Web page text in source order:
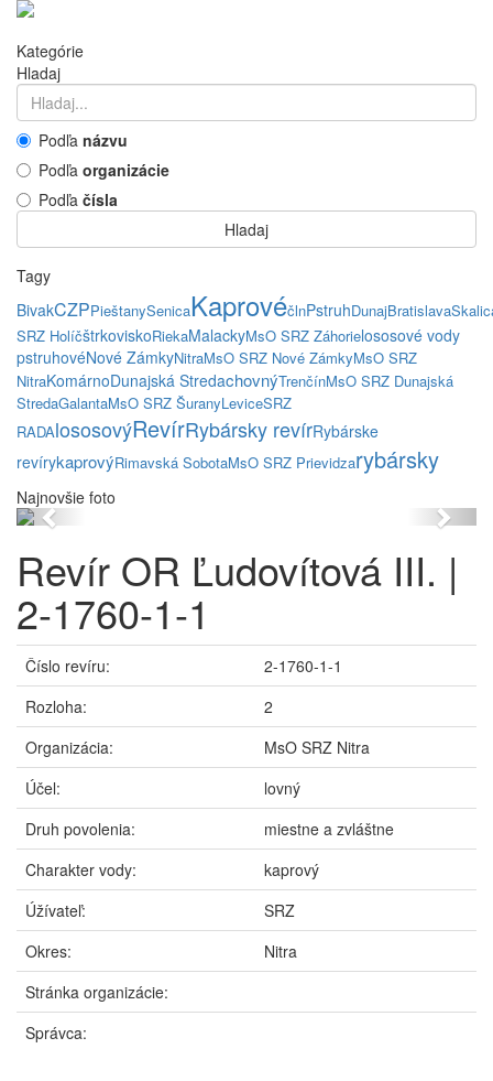
Kategórie
Hladaj
Podľa názvu
Podľa organizácie
Podľa čísla
Hladaj
Tagy
BivakCZPPieštanySenicaKaprovéčlnPstruhDunajBratislava
SRZ HolíčštrkoviskoRiekaMalackyMsO SRZ Záhorielososové vody
pstruhovéNové ZámkyNitraMsO SRZ Nové ZámkyMsO SRZ
NitraKomárnoDunajská StredachovnýTrenčínMsO SRZ Dunajská
StredaGalantaMsO SRZ ŠuranyLeviceSRZ
RADAlososovýRevírRybársky revírRybárske
revírykaprovýRimavská SobotaMsO SRZ Prievidzarybársky
Najnovšie foto
Previous Next
Revír OR Ľudovítová III. |
2-1760-1-1
Číslo revíru:
2-1760-1-1
Rozloha:
2
Organizácia:
MsO SRZ Nitra
Účel:
lovný
Druh povolenia:
miestne a zvláštne
Charakter vody:
kaprový
Úžívateľ:
SRZ
Okres:
Nitra
Stránka organizácie:
Správca: